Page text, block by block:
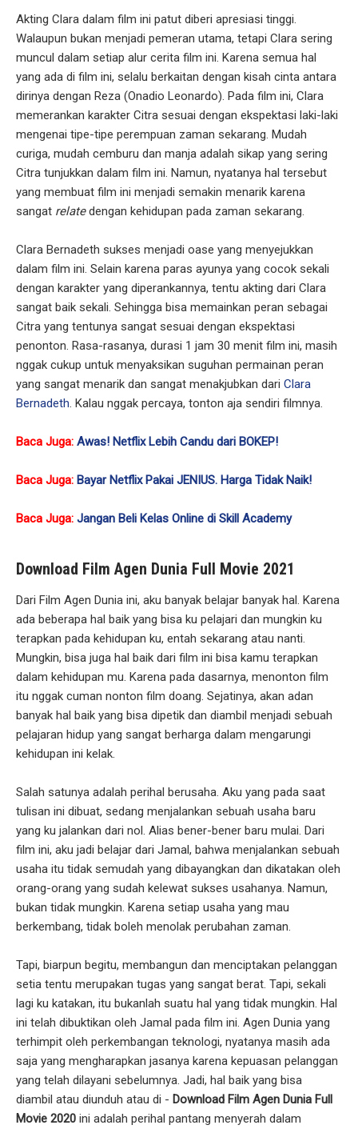
Akting Clara dalam film ini patut diberi apresiasi tinggi.
Walaupun bukan menjadi pemeran utama, tetapi Clara sering
muncul dalam setiap alur cerita film ini. Karena semua hal
yang ada di film ini, selalu berkaitan dengan kisah cinta antara
dirinya dengan Reza (Onadio Leonardo). Pada film ini, Clara
memerankan karakter Citra sesuai dengan ekspektasi laki-laki
mengenai tipe-tipe perempuan zaman sekarang. Mudah
curiga, mudah cemburu dan manja adalah sikap yang sering
Citra tunjukkan dalam film ini. Namun, nyatanya hal tersebut
yang membuat film ini menjadi semakin menarik karena
sangat relatedengan kehidupan pada zaman sekarang.
Clara Bernadeth sukses menjadi oase yang menyejukkan
dalam film ini. Selain karena paras ayunya yang cocok sekali
dengan karakter yang diperankannya, tentu akting dari Clara
sangat baik sekali. Sehingga bisa memainkan peran sebagai
Citra yang tentunya sangat sesuai dengan ekspektasi
penonton. Rasa-rasanya, durasi 1 jam 30 menit film ini, masih
nggak cukup untuk menyaksikan suguhan permainan peran
yang sangat menarik dan sangat menakjubkan dariClara
Bernadeth . Kalau nggak percaya, tonton aja sendiri filmnya.
Baca Juga:Awas! Netflix Lebih Candu dari BOKEP!
Baca Juga: Bayar Netflix Pakai JENIUS. Harga Tidak Naik!
Baca Juga:Jangan Beli Kelas Online di Skill Academy
Download Film Agen Dunia Full Movie 2021
Dari Film Agen Dunia ini, aku banyak belajar banyak hal. Karena
ada beberapa hal baik yang bisa ku pelajari dan mungkin ku
terapkan pada kehidupan ku, entah sekarang atau nanti.
Mungkin, bisa juga hal baik dari film ini bisa kamu terapkan
dalam kehidupan mu. Karena pada dasarnya, menonton film
itu nggak cuman nonton film doang. Sejatinya, akan adan
banyak hal baik yang bisa dipetik dan diambil menjadi sebuah
pelajaran hidup yang sangat berharga dalam mengarungi
kehidupan ini kelak.
Salah satunya adalah perihal berusaha. Aku yang pada saat
tulisan ini dibuat, sedang menjalankan sebuah usaha baru
yang ku jalankan dari nol. Alias bener-bener baru mulai. Dari
film ini, aku jadi belajar dari Jamal, bahwa menjalankan sebuah
usaha itu tidak semudah yang dibayangkan dan dikatakan oleh
orang-orang yang sudah kelewat sukses usahanya. Namun,
bukan tidak mungkin. Karena setiap usaha yang mau
berkembang, tidak boleh menolak perubahan zaman.
Tapi, biarpun begitu, membangun dan menciptakan pelanggan
setia tentu merupakan tugas yang sangat berat. Tapi, sekali
lagi ku katakan, itu bukanlah suatu hal yang tidak mungkin. Hal
ini telah dibuktikan oleh Jamal pada film ini. Agen Dunia yang
terhimpit oleh perkembangan teknologi, nyatanya masih ada
saja yang mengharapkan jasanya karena kepuasan pelanggan
yang telah dilayani sebelumnya. Jadi, hal baik yang bisa
diambil atau diunduh atau di - Download Film Agen Dunia Full
Movie 2020 ini adalah perihal pantang menyerah dalam